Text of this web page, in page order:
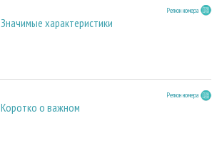
Регион номера
Значимые характеристики
Регион номера
Коротко о важном